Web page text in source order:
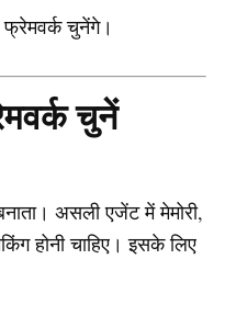
चुनेंगे।
चुनें
असली एजेंट में मेमोरी,
होनी चाहिए। इसके लिए